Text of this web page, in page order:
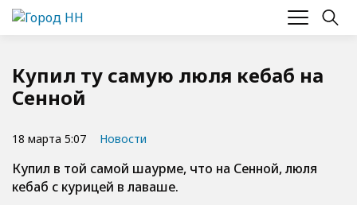
Купил ту самую люля кебаб на
Сенной
18 марта 5:07 Новости
Купил в той самой шаурме, что на Сенной, люля
кебаб с курицей в лаваше.